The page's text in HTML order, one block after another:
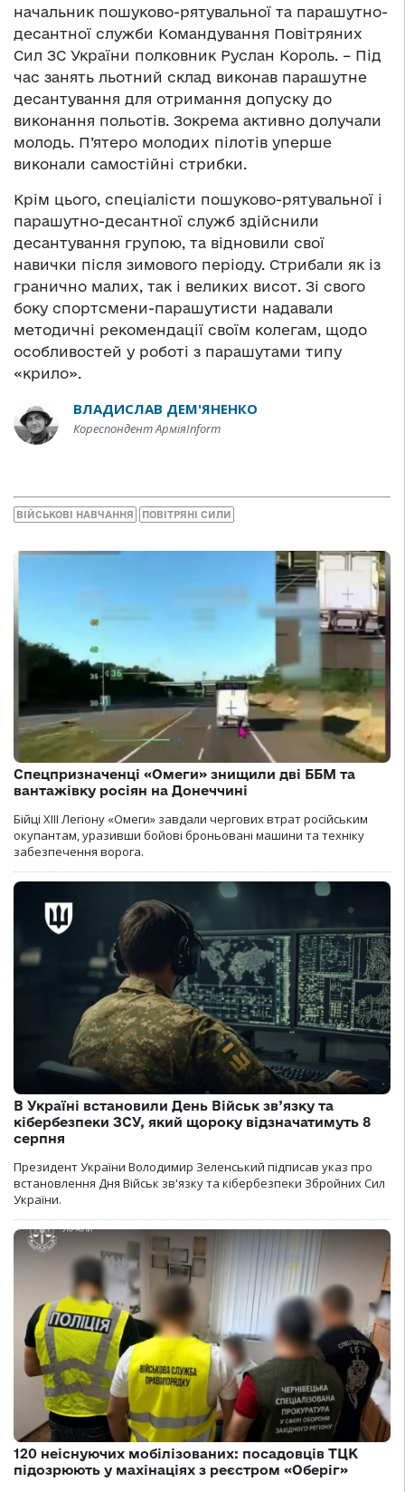
начальник пошуково-рятувальної та парашутно-
десантної служби Командування Повітряних
Сил ЗС України полковник Руслан Король. – Під
час занять льотний склад виконав парашутне
десантування для отримання допуску до
виконання польотів. Зокрема активно долучали
молодь. П’ятеро молодих пілотів уперше
виконали самостійні стрибки.
Крім цього, спеціалісти пошуково-рятувальної і
парашутно-десантної служб здійснили
десантування групою, та відновили свої
навички після зимового періоду. Стрибали як із
гранично малих, так і великих висот. Зі свого
боку спортсмени-парашутисти надавали
методичні рекомендації своїм колегам, щодо
особливостей у роботі з парашутами типу
«крило».
ВЛАДИСЛАВ ДЕМ'ЯНЕНКО
Кореспондент АрміяInform
ВІЙСЬКОВІ НАВЧАННЯ ПОВІТРЯНІ СИЛИ
Спецпризначенці «Омеги» знищили дві ББМ та
вантажівку росіян на Донеччині
Бійці ХІІІ Легіону «Омеги» завдали чергових втрат російським
окупантам, уразивши бойові броньовані машини та техніку
забезпечення ворога.
В Україні встановили День Військ зв’язку та
кібербезпеки ЗСУ, який щороку відзначатимуть 8
серпня
Президент України Володимир Зеленський підписав указ про
встановлення Дня Військ зв'язку та кібербезпеки Збройних Сил
України.
120 неіснуючих мобілізованих: посадовців ТЦК
підозрюють у махінаціях з реєстром «Оберіг»